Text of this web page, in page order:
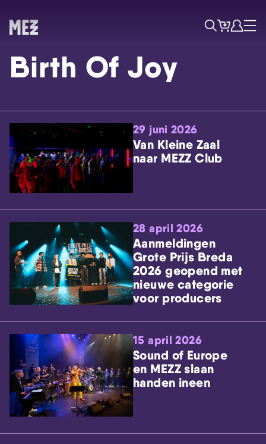
Skip navigatie
ZoekTicketsAccount
Menu
Birth Of Joy
29 juni 2026
Van Kleine Zaal
naar MEZZ Club
28 april 2026
Aanmeldingen
Grote Prijs Breda
2026 geopend met
nieuwe categorie
voor producers
15 april 2026
Sound of Europe
en MEZZ slaan
handen ineen